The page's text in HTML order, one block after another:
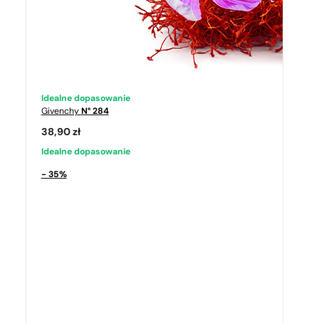
Idealne dopasowanie
Givenchy N° 284
38,90 zł
Idealne dopasowanie
- 35%